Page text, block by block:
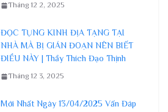
Tháng 12 2, 2025
ĐỌC TỤNG KINH ĐỊA TẠNG TẠI
NHÀ MÀ BỊ GIÁN ĐOẠN NÊN BIẾT
ĐIỀU NÀY | Thầy Thích Đạo Thịnh
Tháng 12 3, 2025
Mới Nhất Ngày 13/04/2025 Vấn Đáp